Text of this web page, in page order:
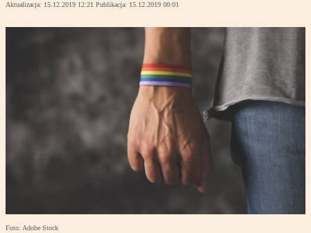
Aktualizacja: 15.12.2019 12:21 Publikacja: 15.12.2019 00:01
Foto: Adobe Stock